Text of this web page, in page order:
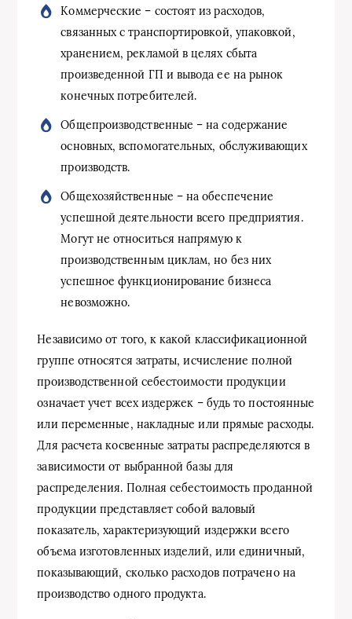
Коммерческие – состоят из расходов,
связанных с транспортировкой, упаковкой,
хранением, рекламой в целях сбыта
произведенной ГП и вывода ее на рынок
конечных потребителей.
Общепроизводственные – на содержание
основных, вспомогательных, обслуживающих
производств.
Общехозяйственные – на обеспечение
успешной деятельности всего предприятия.
Могут не относиться напрямую к
производственным циклам, но без них
успешное функционирование бизнеса
невозможно.
Независимо от того, к какой классификационной
группе относятся затраты, исчисление полной
производственной себестоимости продукции
означает учет всех издержек – будь то постоянные
или переменные, накладные или прямые расходы.
Для расчета косвенные затраты распределяются в
зависимости от выбранной базы для
распределения. Полная себестоимость проданной
продукции представляет собой валовый
показатель, характеризующий издержки всего
объема изготовленных изделий, или единичный,
показывающий, сколько расходов потрачено на
производство одного продукта.